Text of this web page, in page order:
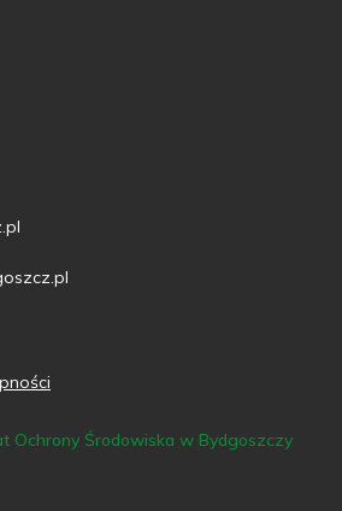
Ochrony Środowiska w Bydgoszczy